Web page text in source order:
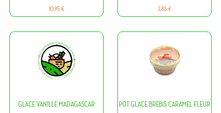
Prix
10,95 € Prix
2,85 €
GLACE VANILLE MADAGASCAR
POT GLACE BREBIS CARAMEL FLEUR